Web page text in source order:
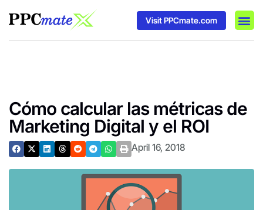
Visit PPCmate.com
Cómo calcular las métricas de
Marketing Digital y el ROI
April 16, 2018